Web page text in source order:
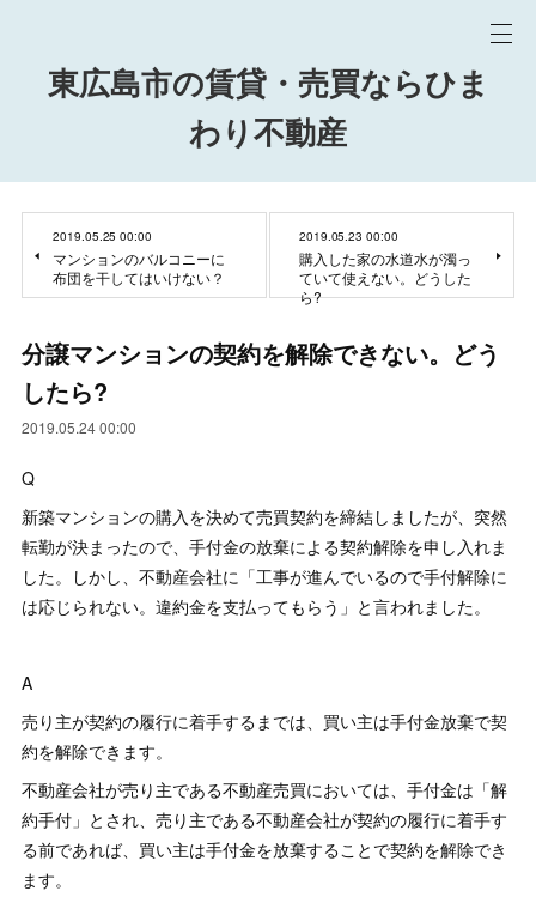
東広島市の賃貸・売買ならひま
わり不動産
2019.05.25 00:00
マンションのバルコニーに
布団を干してはいけない？
2019.05.23 00:00
購入した家の水道水が濁っ
ていて使えない。どうした
ら?
分譲マンションの契約を解除できない。どう
したら?
2019.05.24 00:00
Q
新築マンションの購入を決めて売買契約を締結しましたが、突然
転勤が決まったので、手付金の放棄による契約解除を申し入れま
した。しかし、不動産会社に「工事が進んでいるので手付解除に
は応じられない。違約金を支払ってもらう」と言われました。
A
売り主が契約の履行に着手するまでは、買い主は手付金放棄で契
約を解除できます。
不動産会社が売り主である不動産売買においては、手付金は「解
約手付」とされ、売り主である不動産会社が契約の履行に着手す
る前であれば、買い主は手付金を放棄することで契約を解除でき
ます。